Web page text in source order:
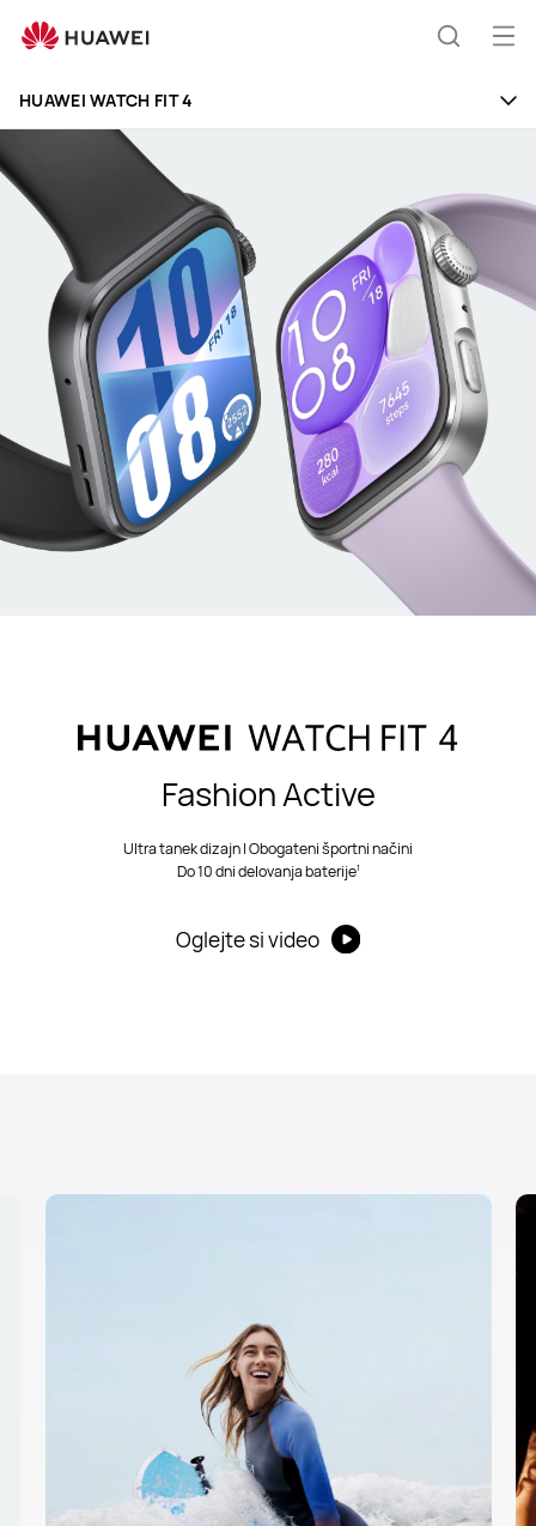
WATCH
HUAWEI WATCH FIT 4
Fashion Active
Ultra tanek dizajn | Obogateni športni načini
Do 10 dni delovanja baterije1
Oglejte si video